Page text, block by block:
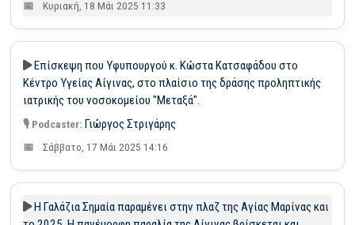
Κυριακή, 18 Μάι 2025 11:33
Επίσκεψη που Υφυπουργού κ. Κώστα Κατσαφάδου στο
Κέντρο Υγείας Αίγινας, στο πλαίσιο της δράσης προληπτικής
ιατρικής του νοσοκομείου "Μεταξά".
Γιώργος Στριγάρης
Σάββατο, 17 Μάι 2025 14:16
Η Γαλάζια Σημαία παραμένει στην πλαζ της Αγίας Μαρίνας και